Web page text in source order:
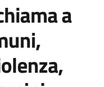
a